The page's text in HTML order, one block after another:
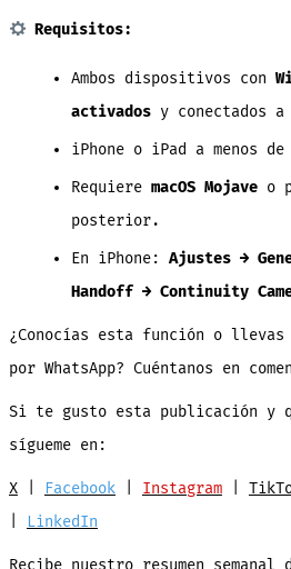
Requisitos:
Ambos dispositivos con
activadosy conectados
iPhone o iPad a menos de
Requiere macOS Mojave o
posterior.
En iPhone: Ajustes →
Handoff → Continuity
¿Conocías esta función o llevas
por WhatsApp? Cuéntanos en
Si te gusto esta publicación y
sígueme en:
X| Facebook| Instagram|
LinkedIn